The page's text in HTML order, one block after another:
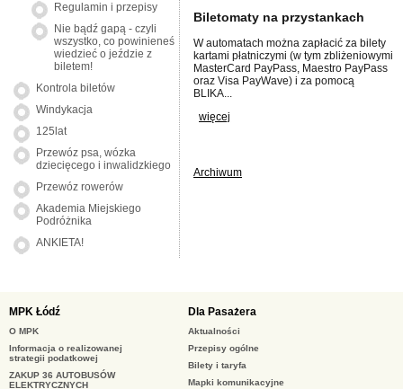
Regulamin i przepisy
Nie bądź gapą - czyli
wszystko, co powinieneś
wiedzieć o jeździe z
biletem!
Kontrola biletów
Windykacja
125lat
Przewóz psa, wózka
dziecięcego i inwalidzkiego
Przewóz rowerów
Akademia Miejskiego
Podróżnika
ANKIETA!
Biletomaty na przystankach
W automatach można zapłacić za bilety
kartami płatniczymi (w tym zbliżeniowymi
MasterCard PayPass, Maestro PayPass
oraz Visa PayWave) i za pomocą
BLIKA...
więcej
Archiwum
MPK Łódź
O MPK
Informacja o realizowanej
strategii podatkowej
ZAKUP 36 AUTOBUSÓW
ELEKTRYCZNYCH
Dla Pasażera
Aktualności
Przepisy ogólne
Bilety i taryfa
Mapki komunikacyjne